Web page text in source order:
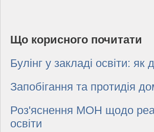
Що корисного почитати
Булінг у закладі освіти: як
Запобігання та протидія
Роз'яснення МОН щодо
освіти